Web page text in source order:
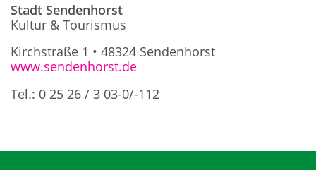
Stadt Sendenhorst
Kultur & Tourismus
Kirchstraße 1 • 48324 Sendenhorst
www.sendenhorst.de
Tel.: 0 25 26 / 3 03-0/-112